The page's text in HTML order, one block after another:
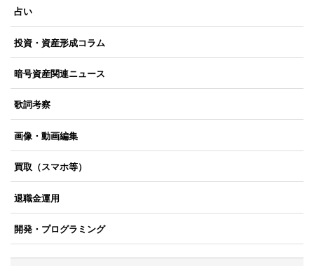
占い
投資・資産形成コラム
暗号資産関連ニュース
歌詞考察
画像・動画編集
買取（スマホ等）
退職金運用
開発・プログラミング